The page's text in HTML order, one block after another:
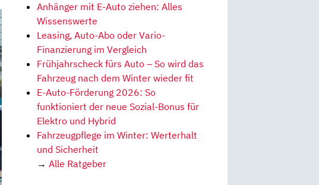
Anhänger mit E-Auto ziehen: Alles
Wissenswerte
Leasing, Auto-Abo oder Vario-
Finanzierung im Vergleich
Frühjahrscheck fürs Auto – So wird das
Fahrzeug nach dem Winter wieder fit
E-Auto-Förderung 2026: So
funktioniert der neue Sozial-Bonus für
Elektro und Hybrid
Fahrzeugpflege im Winter: Werterhalt
und Sicherheit
→ Alle Ratgeber